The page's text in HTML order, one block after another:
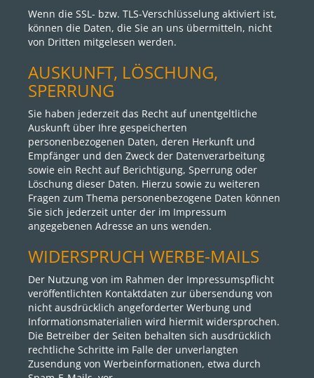
Wenn die SSL- bzw. TLS-Verschlüsselung aktiviert ist,
können die Daten, die Sie an uns übermitteln, nicht
von Dritten mitgelesen werden.
AUSKUNFT, LÖSCHUNG,
SPERRUNG
Sie haben jederzeit das Recht auf unentgeltliche
Auskunft über Ihre gespeicherten
personenbezogenen Daten, deren Herkunft und
Empfänger und den Zweck der Datenverarbeitung
sowie ein Recht auf Berichtigung, Sperrung oder
Löschung dieser Daten. Hierzu sowie zu weiteren
Fragen zum Thema personenbezogene Daten können
Sie sich jederzeit unter der im Impressum
angegebenen Adresse an uns wenden.
WIDERSPRUCH WERBE-MAILS
Der Nutzung von im Rahmen der Impressumspflicht
veröffentlichten Kontaktdaten zur übersendung von
nicht ausdrücklich angeforderter Werbung und
Informationsmaterialien wird hiermit widersprochen.
Die Betreiber der Seiten behalten sich ausdrücklich
rechtliche Schritte im Falle der unverlangten
Zusendung von Werbeinformationen, etwa durch